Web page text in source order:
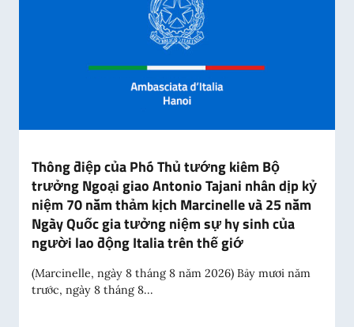
Thông điệp của Phó Thủ tướng kiêm Bộ
trưởng Ngoại giao Antonio Tajani nhân dịp kỷ
niệm 70 năm thảm kịch Marcinelle và 25 năm
Ngày Quốc gia tưởng niệm sự hy sinh của
người lao động Italia trên thế giớ
(Marcinelle, ngày 8 tháng 8 năm 2026) Bảy mươi năm
trước, ngày 8 tháng 8...